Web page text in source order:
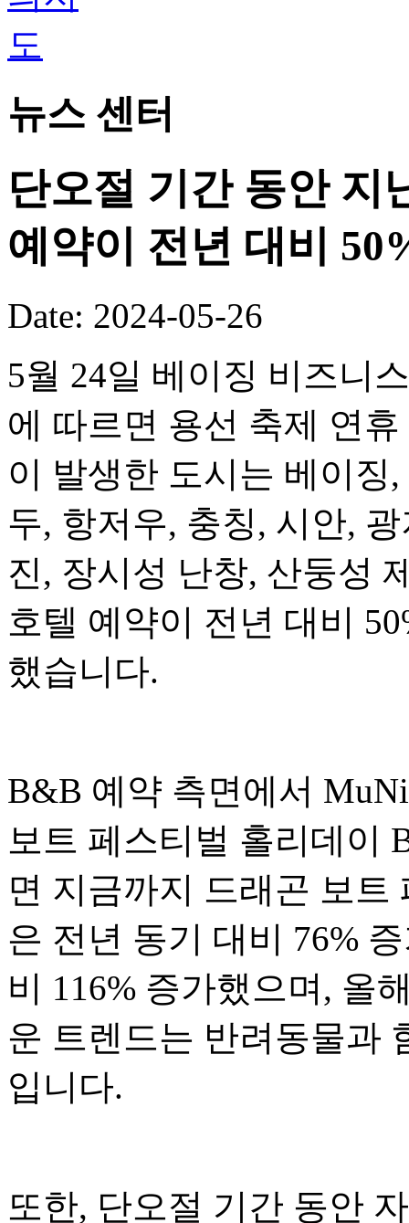
뉴스 센터
단오절 기간 동안 지
예약이 전년 대비
Date: 2024-05-26
5월 24일 베이징 비즈니
에 따르면 용선 축제 연
이 발생한 도시는 베이징
두, 항저우, 충칭, 시안,
진, 장시성 난창, 산둥성
호텔 예약이 전년 대비
했습니다.
B&B 예약 측면에서
보트 페스티벌 홀리데이
면 지금까지 드래곤 보
은 전년 동기 대비 76%
비 116% 증가했으며, 올
운 트렌드는 반려동물과
입니다.
또한, 단오절 기간 동안